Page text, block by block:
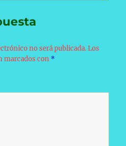
no será publicada. Los
marcados con *